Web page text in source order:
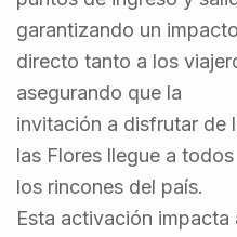
garantizando un impacto
directo tanto a los
asegurando que la
invitación a disfrutar de
las Flores llegue a todos
los rincones del país.
Esta activación